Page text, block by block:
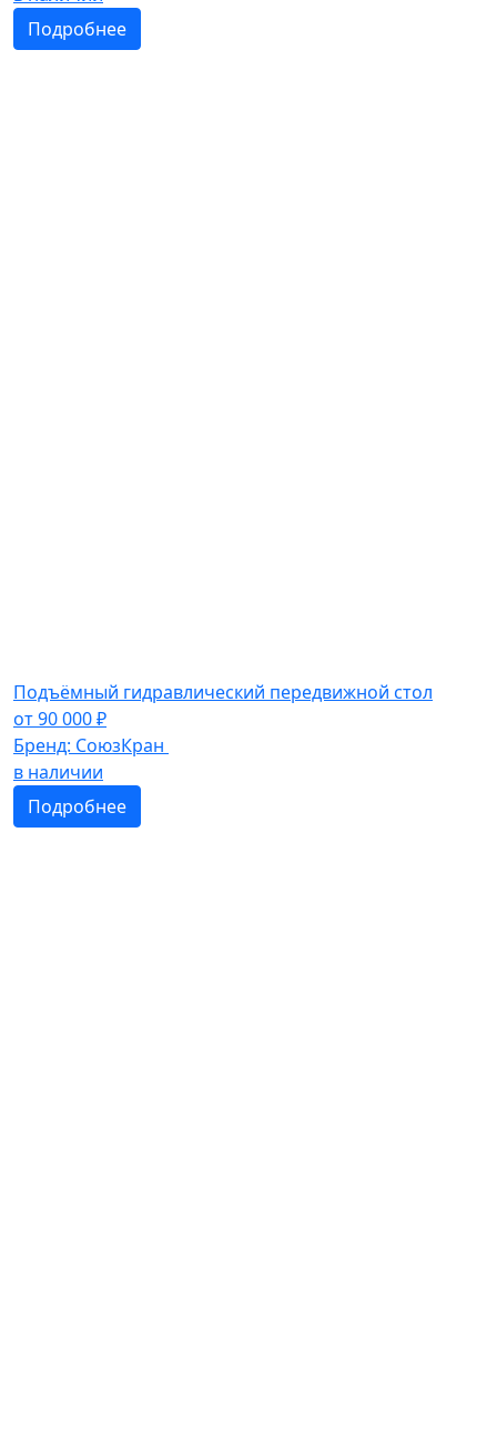
Подробнее
Подъёмный гидравлический передвижной стол
от90 000₽
Бренд: СоюзКран
в наличии
Подробнее